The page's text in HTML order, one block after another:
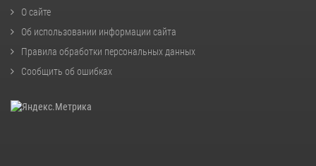
О сайте
Об использовании информации сайта
Правила обработки персональных данных
Сообщить об ошибках